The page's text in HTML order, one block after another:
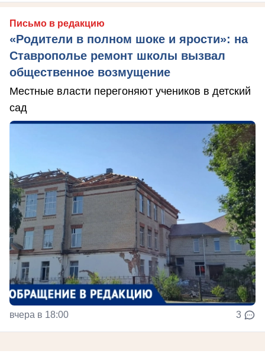
Письмо в редакцию
«Родители в полном шоке и ярости»: на
Ставрополье ремонт школы вызвал
общественное возмущение
Местные власти перегоняют учеников в детский
сад
вчера в 18:00 3